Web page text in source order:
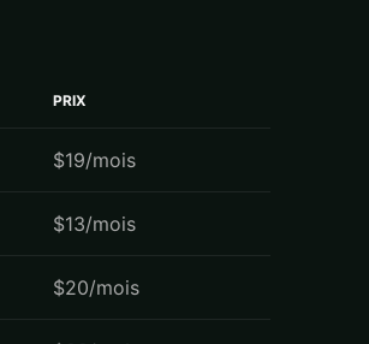
PRIX
$19/mois
$13/mois
$20/mois